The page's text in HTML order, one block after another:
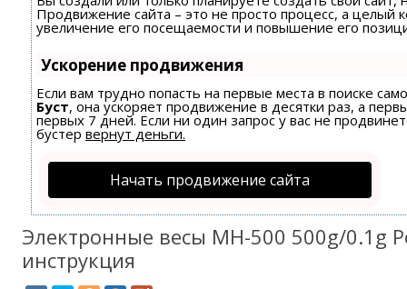
Продвижение сайта – это не просто процесс, а целый
увеличение его посещаемости и повышение его
Ускорение продвижения
Если вам трудно попасть на первые места в поиске
Буст, она ускоряет продвижение в десятки раз, а
первых 7 дней. Если ни один запрос у вас не
бустер вернут деньги.
Начать продвижение сайта
Электронные весы MH-500 500g/0.1g
инструкция